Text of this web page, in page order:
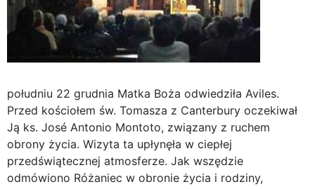
południu 22 grudnia Matka Boża odwiedziła Aviles.
Przed kościołem św. Tomasza z Canterbury oczekiwał
Ją ks. José Antonio Montoto, związany z ruchem
obrony życia. Wizyta ta upłynęła w ciepłej
przedświątecznej atmosferze. Jak wszędzie
odmówiono Różaniec w obronie życia i rodziny,